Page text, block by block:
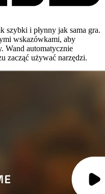
szybki i płynny jak sama gra.
wskazówkami, aby
Wand automatycznie
zacząć używać narzędzi.